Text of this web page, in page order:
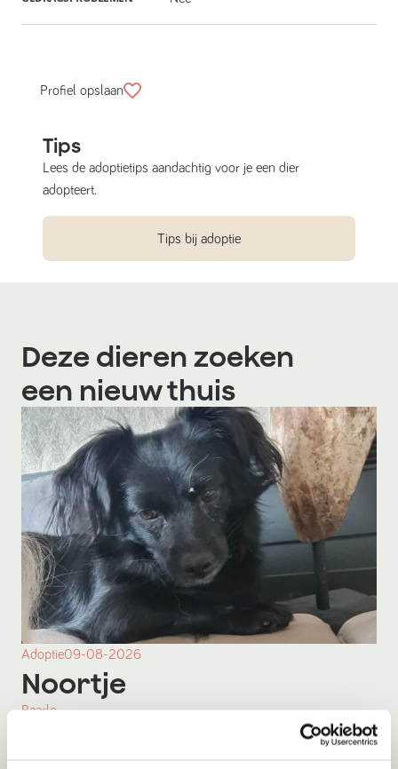
Profiel opslaan
Tips
Lees de adoptietips aandachtig voor je een dier
adopteert.
Tips bij adoptie
Deze dieren zoeken
een nieuw thuis
Adoptie09-08-2026
Noortje
Baarlo